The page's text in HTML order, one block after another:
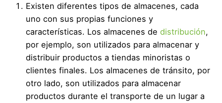
Existen diferentes tipos de almacenes, cada
uno con sus propias funciones y
características. Los almacenes de distribución,
por ejemplo, son utilizados para almacenar y
distribuir productos a tiendas minoristas o
clientes finales. Los almacenes de tránsito, por
otro lado, son utilizados para almacenar
productos durante el transporte de un lugar a